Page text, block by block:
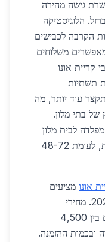
גישה מהירה
הלוגיסטיקה
הקרבה לכבישים
כביש 4 וכביש 461, שמאפשרים משלוחים
קריית אונו
תשתיות
עוד יותר, מה
של בתי מלון.
לבית מלון
בקריית אונו יכול להגיע תוך 24 שעות, לעומת 48-72
אונו מציעים
תעריפים תחרותיים במיוחד בשנת 2026. מחירי
הפרופילים המתכתיים לבתי מלון נעים בין 4,500
ובכמות ההזמנה.